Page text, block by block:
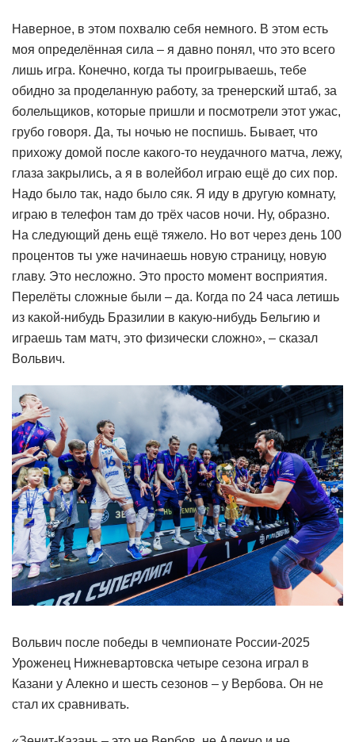
Наверное, в этом похвалю себя немного. В этом есть
моя определённая сила – я давно понял, что это всего
лишь игра. Конечно, когда ты проигрываешь, тебе
обидно за проделанную работу, за тренерский штаб, за
болельщиков, которые пришли и посмотрели этот ужас,
грубо говоря. Да, ты ночью не поспишь. Бывает, что
прихожу домой после какого-то неудачного матча, лежу,
глаза закрылись, а я в волейбол играю ещё до сих пор.
Надо было так, надо было сяк. Я иду в другую комнату,
играю в телефон там до трёх часов ночи. Ну, образно.
На следующий день ещё тяжело. Но вот через день 100
процентов ты уже начинаешь новую страницу, новую
главу. Это несложно. Это просто момент восприятия.
Перелёты сложные были – да. Когда по 24 часа летишь
из какой-нибудь Бразилии в какую-нибудь Бельгию и
играешь там матч, это физически сложно», – сказал
Вольвич.
Вольвич после победы в чемпионате России-2025
Уроженец Нижневартовска четыре сезона играл в
Казани у Алекно и шесть сезонов – у Вербова. Он не
стал их сравнивать.